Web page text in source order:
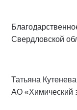
Свердловской
Татьяна
АО «Химический